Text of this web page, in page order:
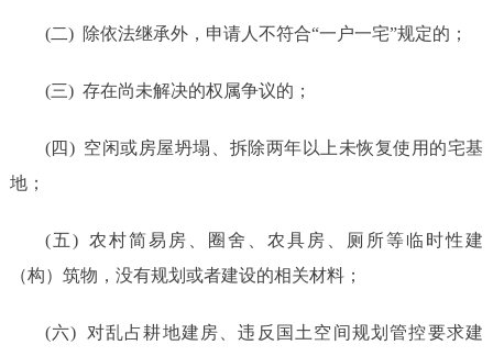
(二) 除依法继承外，申请人不符合“一户一宅”规定的；
(三) 存在尚未解决的权属争议的；
(四) 空闲或房屋坍塌、拆除两年以上未恢复使用的宅基
地；
(五) 农村简易房、圈舍、农具房、厕所等临时性建
（构）筑物，没有规划或者建设的相关材料；
(六)
对乱占耕地建房、违反国土空间规划管控要求建